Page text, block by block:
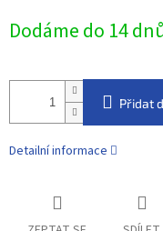
cena:
Dodáme do 14
Přidat
Detailní informace